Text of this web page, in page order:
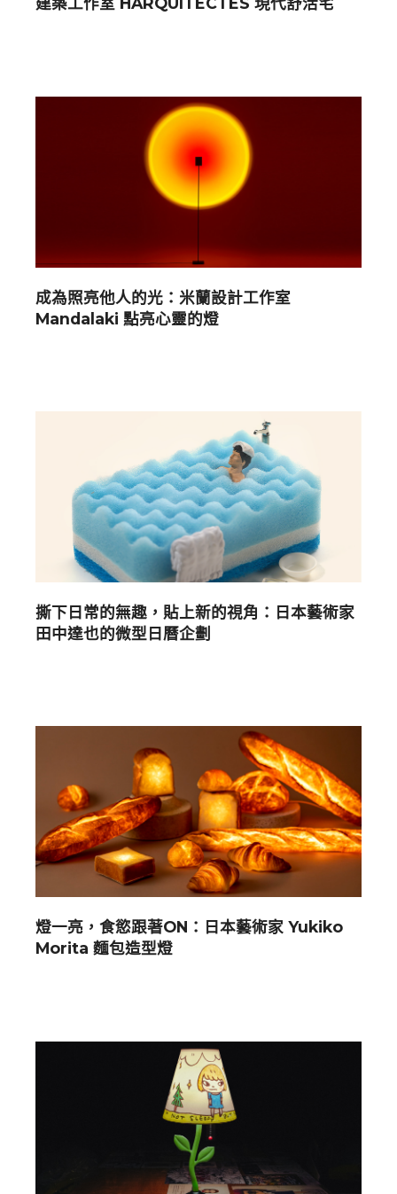
成為照亮他人的光：米蘭設計工作室
Mandalaki 點亮心靈的燈
撕下日常的無趣，貼上新的視角：日本藝術家
田中達也的微型日曆企劃
燈一亮，食慾跟著ON：日本藝術家 Yukiko
Morita 麵包造型燈